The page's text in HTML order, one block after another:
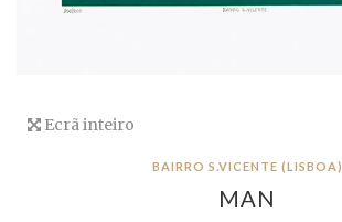
Ecrã inteiro
BAIRRO S.VICENTE (LISBOA)
MAN